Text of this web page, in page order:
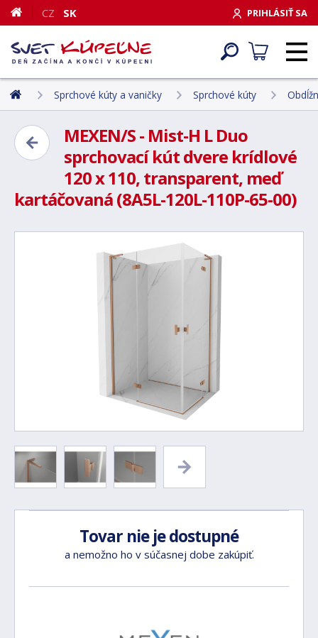
PRIHLÁSIŤ SA
CZ SK
Sprchové kúty a vaničky Sprchové kúty
MEXEN/S - Mist-H L Duo
sprchovací kút dvere krídlové
120 x 110, transparent, meď
kartáčovaná (8A5L-120L-110P-65-00)
Tovar nie je dostupné
a nemožno ho v súčasnej dobe zakúpiť.